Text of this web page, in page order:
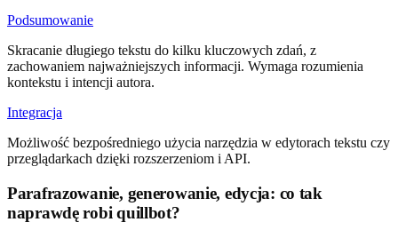
Podsumowanie
Skracanie długiego tekstu do kilku kluczowych zdań, z
zachowaniem najważniejszych informacji. Wymaga rozumienia
kontekstu i intencji autora.
Integracja
Możliwość bezpośredniego użycia narzędzia w edytorach tekstu czy
przeglądarkach dzięki rozszerzeniom i API.
Parafrazowanie, generowanie, edycja: co tak
naprawdę robi quillbot?